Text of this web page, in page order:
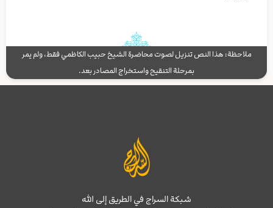
ملاحظة: هذا النص تنزيل لصوت محاضرة الشيخ حبيب الكاظمي فقط، ولم يمر
بمرحلة التنقيح واستخراج المصادر بعد.
شبكة السراج في الطريق إلى الله